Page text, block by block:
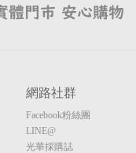
網路社群
Facebook粉絲團
LINE@
光華採購誌